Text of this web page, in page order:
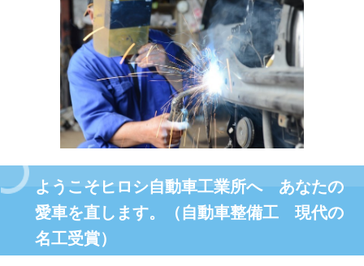
ようこそヒロシ自動車工業所へ あなたの
愛車を直します。（自動車整備工 現代の
名工受賞）